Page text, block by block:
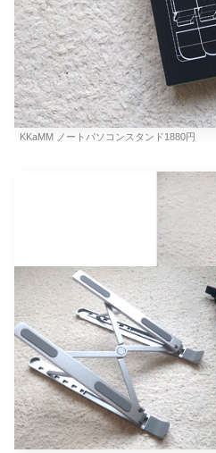
KKaMM ノートパソコンスタンド1880円